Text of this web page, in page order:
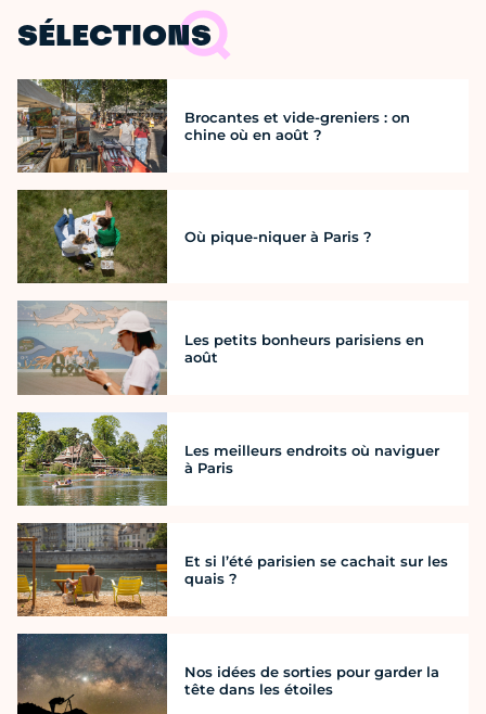
SÉLECTIONS
Brocantes et vide-greniers : on
chine où en août ?
Où pique-niquer à Paris ?
Les petits bonheurs parisiens en
août
Les meilleurs endroits où naviguer
à Paris
Et si l’été parisien se cachait sur les
quais ?
Nos idées de sorties pour garder la
tête dans les étoiles